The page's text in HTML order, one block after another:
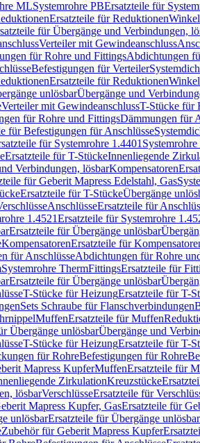
MLSystemrohre PBErsatzteile für
Ersatzteile für ReduktionenWinkel
für Übergänge und Verbindungen,
Verteiler mit Gewindeanschluss
für Rohre und FittingsAbdichtungen
Befestigungen für Verteiler
Ersatzteile für ReduktionenWinkel
unlösbarÜbergänge und
Verteiler mit GewindeanschlussT-Stücke für
für Rohre und FittingsDämmungen für
für Befestigungen für Anschlüsse
für Systemrohre 1.4401 Systemrohre
Ersatzteile für T-StückeInnenliegende
Verbindungen, lösbarKompensatoren
für Geberit Mapress Edelstahl, Gas
Ersatzteile für T-StückeÜbergänge
AnschlüsseErsatzteile für
1.4521Ersatzteile für Systemrohre
Ersatzteile für Übergänge unlösbar
KompensatorenErsatzteile für
für AnschlüsseAbdichtungen für Rohre
Systemrohre ThermFittingsErsatzteile für
Ersatzteile für Übergänge unlösbar
T-Stücke für HeizungErsatzteile für T-
Sets Schraube für Flanschverbindungen
MuffenErsatzteile für Muffen
Übergänge unlösbarÜbergänge und
T-Stücke für HeizungErsatzteile für T-
für RohreBefestigungen für Rohre
Mapress KupferMuffenErsatzteile für
ZirkulationKreuzstücke
lösbarVerschlüsseErsatzteile für
Mapress Kupfer, GasErsatzteile für
unlösbarErsatzteile für Übergänge unlösbar
Zubehör für Geberit Mapress Kupfer